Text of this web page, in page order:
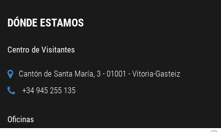
DÓNDE ESTAMOS
Centro de Visitantes
Cantón de Santa María, 3 - 01001 - Vitoria-Gasteiz
+34 945 255 135
Oficinas